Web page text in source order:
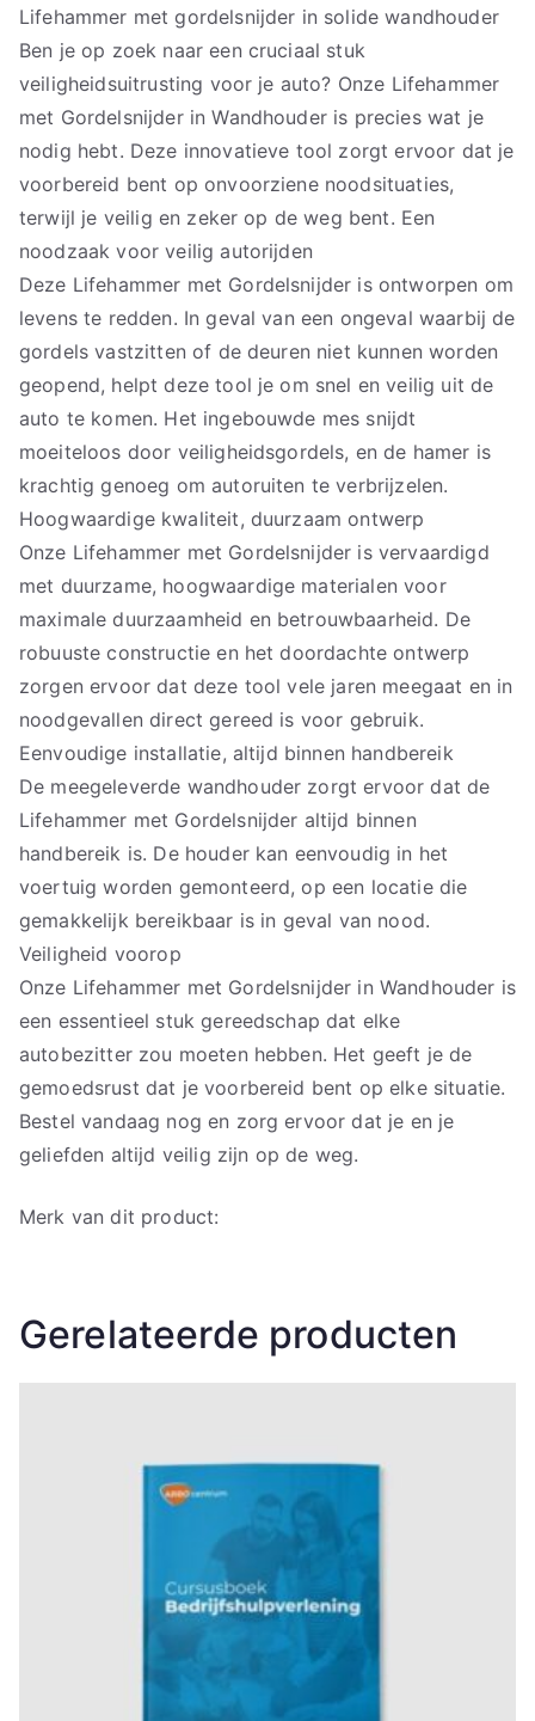
Lifehammer met gordelsnijder in solide wandhouder
Ben je op zoek naar een cruciaal stuk
veiligheidsuitrusting voor je auto? Onze Lifehammer
met Gordelsnijder in Wandhouder is precies wat je
nodig hebt. Deze innovatieve tool zorgt ervoor dat je
voorbereid bent op onvoorziene noodsituaties,
terwijl je veilig en zeker op de weg bent. Een
noodzaak voor veilig autorijden
Deze Lifehammer met Gordelsnijder is ontworpen om
levens te redden. In geval van een ongeval waarbij de
gordels vastzitten of de deuren niet kunnen worden
geopend, helpt deze tool je om snel en veilig uit de
auto te komen. Het ingebouwde mes snijdt
moeiteloos door veiligheidsgordels, en de hamer is
krachtig genoeg om autoruiten te verbrijzelen.
Hoogwaardige kwaliteit, duurzaam ontwerp
Onze Lifehammer met Gordelsnijder is vervaardigd
met duurzame, hoogwaardige materialen voor
maximale duurzaamheid en betrouwbaarheid. De
robuuste constructie en het doordachte ontwerp
zorgen ervoor dat deze tool vele jaren meegaat en in
noodgevallen direct gereed is voor gebruik.
Eenvoudige installatie, altijd binnen handbereik
De meegeleverde wandhouder zorgt ervoor dat de
Lifehammer met Gordelsnijder altijd binnen
handbereik is. De houder kan eenvoudig in het
voertuig worden gemonteerd, op een locatie die
gemakkelijk bereikbaar is in geval van nood.
Veiligheid voorop
Onze Lifehammer met Gordelsnijder in Wandhouder is
een essentieel stuk gereedschap dat elke
autobezitter zou moeten hebben. Het geeft je de
gemoedsrust dat je voorbereid bent op elke situatie.
Bestel vandaag nog en zorg ervoor dat je en je
geliefden altijd veilig zijn op de weg.
Merk van dit product:
Gerelateerde producten